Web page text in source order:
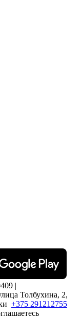
|
Толбухина, 2,
+375 291212755